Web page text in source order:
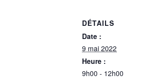
DÉTAILS
Date :
9 mai 2022
Heure :
9h00 - 12h00